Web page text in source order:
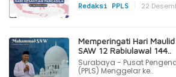
Redaksi PPLS 22
Memperingati Hari
SAW 12 Rabiulawal 144..
Surabaya - Pusat
(PPLS) Menggelar ke..